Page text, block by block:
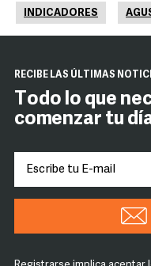
INDICADORES
RECIBE LAS ÚLTIMAS
Todo lo que
comenzar tu